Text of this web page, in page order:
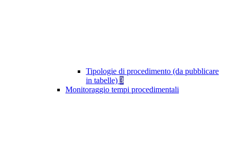
Tipologie di procedimento (da pubblicare
in tabelle) 3
Monitoraggio tempi procedimentali